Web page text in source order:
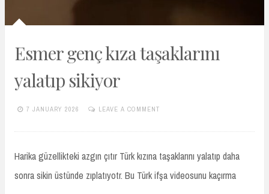
Esmer genç kıza taşaklarını
yalatıp sikiyor
7 JANUARY 2026
LEAVE A COMMENT
Harika güzellikteki azgın çıtır Türk kızına taşaklarını yalatıp daha
sonra sikin üstünde zıplatıyotr. Bu Türk ifşa videosunu kaçırma